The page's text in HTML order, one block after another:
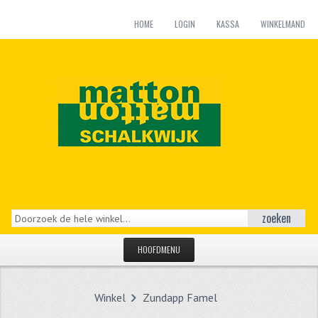
HOME LOGIN KASSA WINKELMAND
zoeken
HOOFDMENU
CATEGORIEËN
Winkel Zundapp Famel